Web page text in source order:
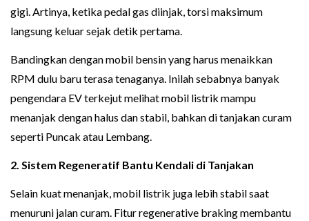
gigi. Artinya, ketika pedal gas diinjak, torsi maksimum
langsung keluar sejak detik pertama.
Bandingkan dengan mobil bensin yang harus menaikkan
RPM dulu baru terasa tenaganya. Inilah sebabnya banyak
pengendara EV terkejut melihat mobil listrik mampu
menanjak dengan halus dan stabil, bahkan di tanjakan curam
seperti Puncak atau Lembang.
2. Sistem Regeneratif Bantu Kendali di Tanjakan
Selain kuat menanjak, mobil listrik juga lebih stabil saat
menuruni jalan curam. Fitur regenerative braking membantu